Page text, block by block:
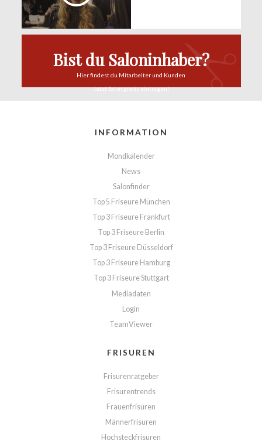
Bist du Saloninhaber?
Hier findest du Mitarbeiter und Kunden
Jetzt Salongratis eintragen!
INFORMATION
Mondkalender
News
Salonfinder
Top 5 Friseure München
Top 3 Friseure Frankfurt
Top 3 Friseure Berlin
Top 3 Friseure Düsseldorf
Top 3 Friseure Hamburg
Top 3 Friseure Stuttgart
Mediadaten
Login
TeamViewer
FRISUREN
Frisurenratgeber
Frisurentrends
Frauenfrisuren
Männerfrisuren
Hochsteckfrisuren